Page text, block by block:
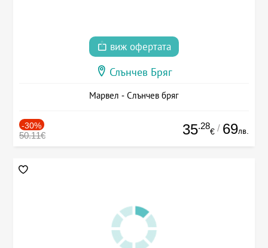
виж офертата
Слънчев Бряг
Марвел - Слънчев бряг
-30%
50.11€ 35.28
€ / 69лв.